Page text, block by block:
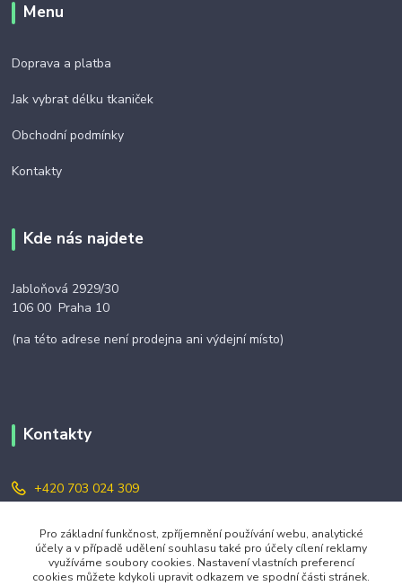
Menu
Doprava a platba
Jak vybrat délku tkaniček
Obchodní podmínky
Kontakty
Kde nás najdete
Jabloňová 2929/30
106 00 Praha 10
(na této adrese není prodejna ani výdejní místo)
Kontakty
+420 703 024 309
objednavky@zavazuj.cz
Pro základní funkčnost, zpříjemnění používání webu, analytické
účely a v případě udělení souhlasu také pro účely cílení reklamy
využíváme soubory cookies. Nastavení vlastních preferencí
cookies můžete kdykoli upravit odkazem ve spodní části stránek.